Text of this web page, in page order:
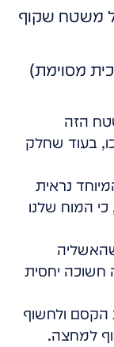
משטח שקוף
מסוימת)
הזה
בעוד שחלק
נראית
המוח שלנו
חשוכה יחסית
הקסם ולחשוף
למחצה.